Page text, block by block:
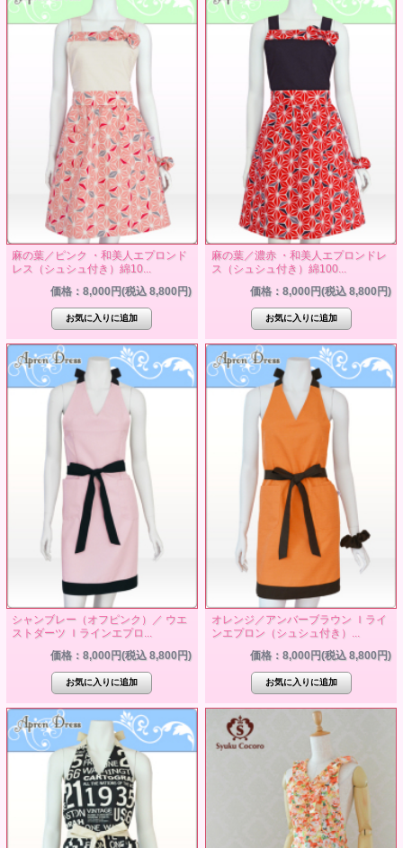
麻の葉／ピンク ・和美人エプロンド
レス（シュシュ付き）綿10...
価格：8,000円(税込 8,800円)
麻の葉／濃赤 ・和美人エプロンドレ
ス（シュシュ付き）綿100...
価格：8,000円(税込 8,800円)
シャンブレー（オフピンク）／ ウエ
ストダーツ Ｉラインエプロ...
価格：8,000円(税込 8,800円)
オレンジ／アンバーブラウン Ｉライ
ンエプロン（シュシュ付き）...
価格：8,000円(税込 8,800円)